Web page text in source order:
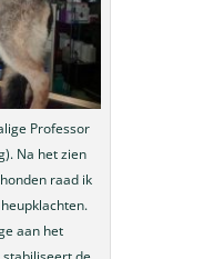
Professor
Na het zien
raad ik
aan het